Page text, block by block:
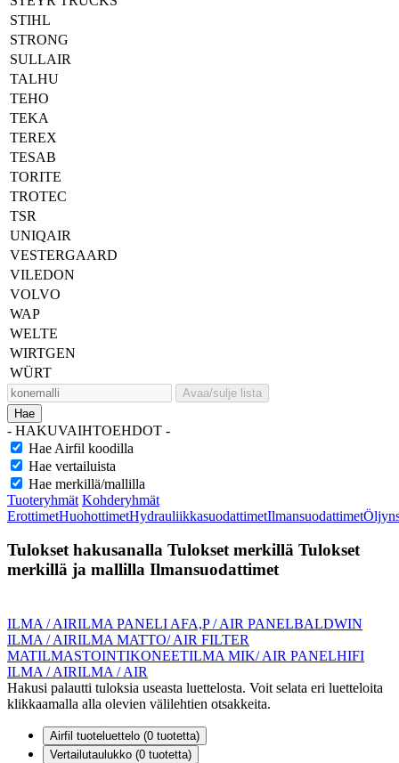
STIHL
STRONG
SULLAIR
TALHU
TEHO
TEKA
TEREX
TESAB
TORITE
TROTEC
TSR
UNIQAIR
VESTERGAARD
VILEDON
VOLVO
WAP
WELTE
WIRTGEN
WÜRT
Avaa/sulje lista
Hae
- HAKUVAIHTOEHDOT -
Hae Airfil koodilla
Hae vertailuista
Hae merkillä/mallilla
Tuoteryhmät Kohderyhmät
ErottimetHuohottimetHydrauliikkasuodattimetIlmansuodattimet
Tulokset hakusanalla Tulokset merkillä Tulokset
merkillä ja mallilla Ilmansuodattimet
ILMA / AIRILMA PANELI AFA,P / AIR PANELBALDWIN
ILMA / AIRILMA MATTO/ AIR FILTER
MATILMASTOINTIKONEETILMA MIK/ AIR PANELHIFI
ILMA / AIRILMA / AIR
Hakusi palautti tuloksia useasta luettelosta. Voit selata eri luetteloita
klikkaamalla alla olevien välilehtien otsakkeita.
Airfil tuoteluettelo (0 tuotetta)
Vertailutaulukko (0 tuotetta)